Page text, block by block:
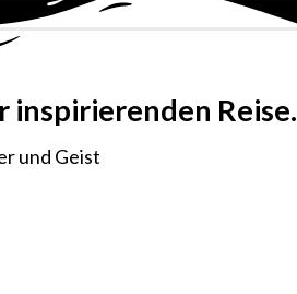
inspirierenden Reise.
und Geist